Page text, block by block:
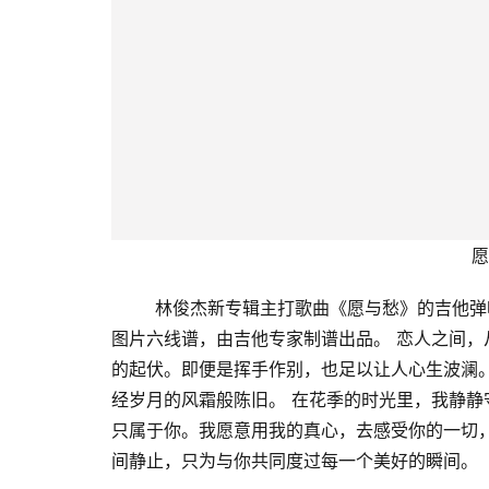
林俊杰新专辑主打歌曲《愿与愁》的吉他弹
图片六线谱，由吉他专家制谱出品。 恋人之间
的起伏。即便是挥手作别，也足以让人心生波
经岁月的风霜般陈旧。 在花季的时光里，我静
只属于你。我愿意用我的真心，去感受你的一
间静止，只为与你共同度过每一个美好的瞬间。